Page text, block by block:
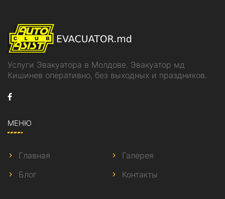
Услуги Эвакуатора в Молдове. Эвакуатор мд
Кишинев оперативно, без выходных и праздников.
МЕНЮ
Главная
Галерея
Блог
Контакты